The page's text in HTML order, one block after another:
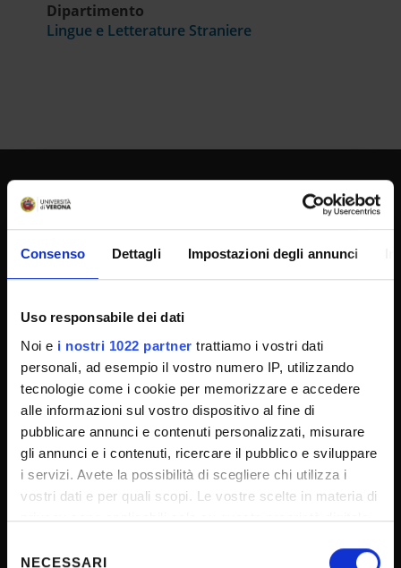
Consenso Dettagli Impostazioni degli annunci
Uso responsabile dei dati
Noi e i nostri 1022 partner trattiamo i vostri dati
personali, ad esempio il vostro numero IP, utilizzando
tecnologie come i cookie per memorizzare e accedere
alle informazioni sul vostro dispositivo al fine di
pubblicare annunci e contenuti personalizzati, misurare
gli annunci e i contenuti, ricercare il pubblico e sviluppare
i servizi. Avete la possibilità di scegliere chi utilizza i
vostri dati e per quali scopi. Le vostre scelte in materia di
privacy sono applicabili solo su questa proprietà digitale
modificare o revocare il proprio consenso in qualsiasi
NECESSARI
Dipartimento
Lingue e Letterature Straniere
SPORTELLO ATENEO
Amministrazione trasparente
Gare di appalto
Atti di notifica
Note legali
Privacy
Cookie
Sponsorizzazioni e donazioni
Il 5x1000 all'Università di Verona